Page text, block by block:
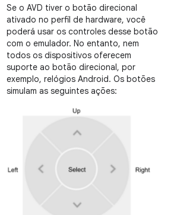
Se o AVD tiver o botão direcional
ativado no perfil de hardware, você
poderá usar os controles desse botão
com o emulador. No entanto, nem
todos os dispositivos oferecem
suporte ao botão direcional, por
exemplo, relógios Android. Os botões
simulam as seguintes ações: